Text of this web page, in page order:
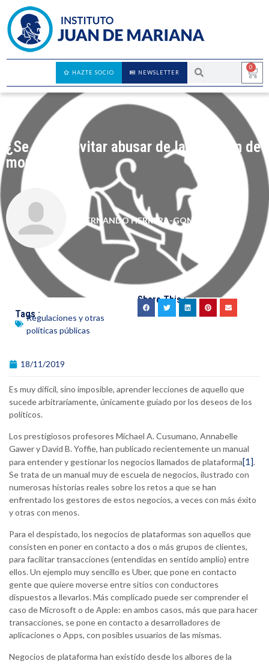
0
NEWSLETTER
HAZTE SOCIO
¿Se puede evitar abusar de la posición de
monopolio?
FERNANDO HERRERA-GONZÁLEZ
Tags :
Regulaciones y otras
políticas públicas
Share This :
18/11/2019
Es muy difícil, sino imposible, aprender lecciones de aquello que
sucede arbitrariamente, únicamente guiado por los deseos de los
políticos.
Los prestigiosos profesores Michael A. Cusumano, Annabelle
Gawer y David B. Yoffie, han publicado recientemente un manual
para entender y gestionar los negocios llamados de plataforma[1].
Se trata de un manual muy de escuela de negocios, ilustrado con
numerosas historias reales sobre los retos a que se han
enfrentado los gestores de estos negocios, a veces con más éxito
y otras con menos.
Para el despistado, los negocios de plataformas son aquellos que
consisten en poner en contacto a dos o más grupos de clientes,
para facilitar transacciones (entendidas en sentido amplio) entre
ellos. Un ejemplo muy sencillo es Uber, que pone en contacto
gente que quiere moverse entre sitios con conductores
dispuestos a llevarlos. Más complicado puede ser comprender el
caso de Microsoft o de Apple: en ambos casos, más que para hacer
transacciones, se pone en contacto a desarrolladores de
aplicaciones o Apps, con posibles usuarios de las mismas.
Negocios de plataforma han existido desde los albores de la